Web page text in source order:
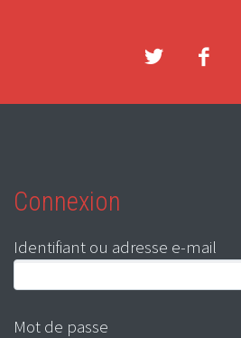
Connexion
Identifiant ou adresse e-mail
Mot de passe